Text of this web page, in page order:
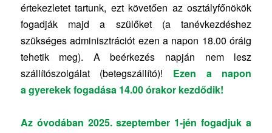
értekezletet tartunk, ezt követően az osztályfőnökök
fogadják majd a szülőket (a tanévkezdéshez
szükséges adminisztrációt ezen a napon 18.00 óráig
tehetik meg). A beérkezés napján nem lesz
szállítószolgálat (betegszállító)! Ezen a napon
a gyerekek fogadása 14.00 órakor kezdődik!
Az óvodában 2025. szeptember 1-jén fogadjuk a